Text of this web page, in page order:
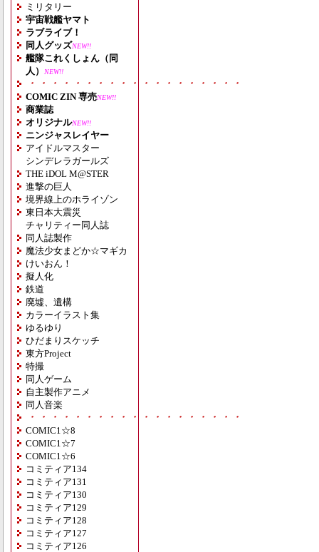
ミリタリー
宇宙戦艦ヤマト
ラブライブ！
同人グッズNEW!!
艦隊これくしょん（同
人）
NEW!!
・・・・・・・・・・・・・・・・・・・
COMIC ZIN 専売NEW!!
商業誌
オリジナルNEW!!
ニンジャスレイヤー
アイドルマスター
シンデレラガールズ
THE iDOL M@STER
進撃の巨人
境界線上のホライゾン
東日本大震災
チャリティー同人誌
同人誌製作
魔法少女まどか☆マギカ
けいおん！
擬人化
鉄道
廃墟、遺構
カラーイラスト集
ゆるゆり
ひだまりスケッチ
東方Project
特撮
同人ゲーム
自主製作アニメ
同人音楽
・・・・・・・・・・・・・・・・・・・
COMIC1☆8
COMIC1☆7
COMIC1☆6
コミティア134
コミティア131
コミティア130
コミティア129
コミティア128
コミティア127
コミティア126